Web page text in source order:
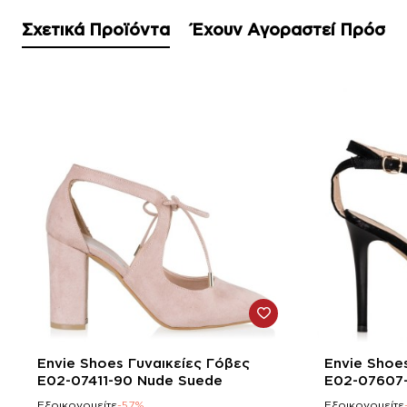
Σχετικά Προϊόντα Έχουν Αγοραστεί
-57%
Envie Shoes Γυναικείες Γόβες
E02-07411-90 Nude Suede
Εξοικονομείτε-57%
-56%
Envie
E02-
Εξοικονομείτε